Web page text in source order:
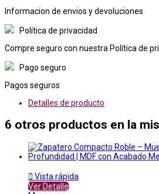
Informacion de envios y devoluciones
Política de privacidad
Compre seguro con nuestra Política de
Pago seguro
Pagos seguros
Detalles de producto
6 otros productos en la
 Vista rápida
Ver Detalle